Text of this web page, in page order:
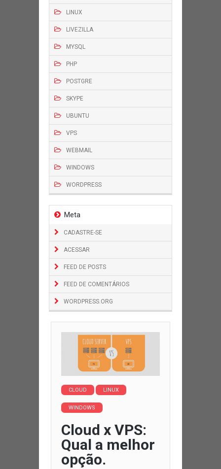
LINUX
LIVEZILLA
MYSQL
PHP
POSTGRE
SKYPE
UBUNTU
VPS
WEBMAIL
WINDOWS
WORDPRESS
Meta
CADASTRE-SE
ACESSAR
FEED DE POSTS
FEED DE COMENTÁRIOS
WORDPRESS.ORG
CLOUD LINUX
WINDOWS
Cloud x VPS:
Qual a melhor
opção.